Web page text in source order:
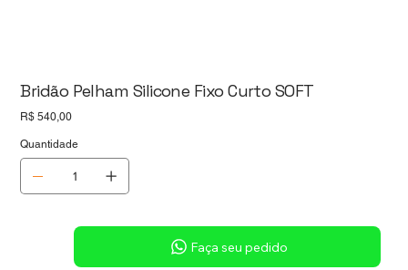
Bridão Pelham Silicone Fixo Curto SOFT
Preço
R$ 540,00
Quantidade
Sob consulta
Faça seu pedido